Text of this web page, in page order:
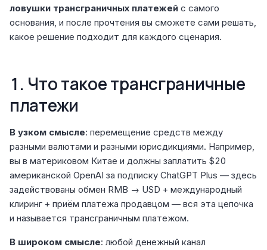
ловушки трансграничных платежей с самого
основания, и после прочтения вы сможете сами решать,
какое решение подходит для каждого сценария.
1. Что такое трансграничные
платежи
В узком смысле: перемещение средств между
разными валютами и разными юрисдикциями. Например,
вы в материковом Китае и должны заплатить $20
американской OpenAI за подписку ChatGPT Plus — здесь
задействованы обмен RMB → USD + международный
клиринг + приём платежа продавцом — вся эта цепочка
и называется трансграничным платежом.
В широком смысле: любой денежный канал